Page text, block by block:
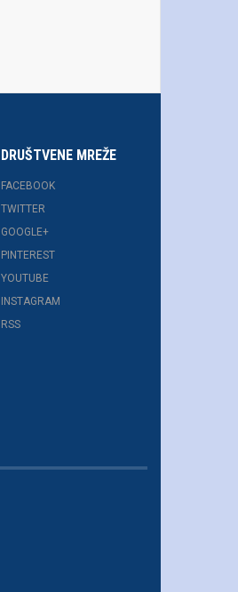
DRUŠTVENE MREŽE
FACEBOOK
TWITTER
GOOGLE+
PINTEREST
YOUTUBE
INSTAGRAM
RSS